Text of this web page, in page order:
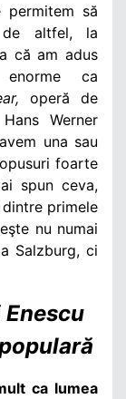
să
altfel, la
că am adus
ca
operă de
Werner
una sau
foarte
spun ceva,
primele
nu numai
Salzburg, ci
ca lumea